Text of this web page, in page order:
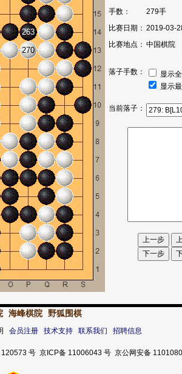
263
270
手数：
279手
比赛日期： 2019-03-
比赛地点： 中国棋院
落子手数：
显示
显示
当前落子：
海峰棋院 野狐围棋
会员注册 技术支持 联系我们 招聘信息
120573 号 京ICP备 11006043 号 京公网安备